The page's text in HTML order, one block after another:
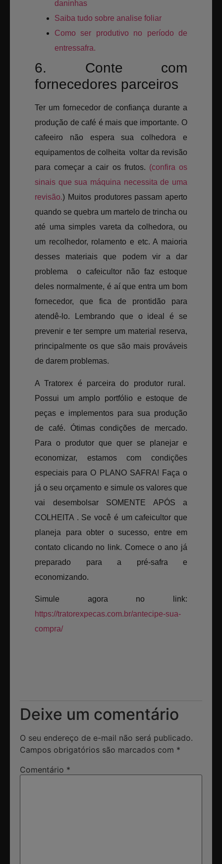
daninhas
Saiba tudo sobre analise foliar
Como ser produtivo no período de
entressafra.
6. Conte com
fornecedores parceiros
Ter um fornecedor de confiança durante a
produção de café é mais que importante. O
cafeeiro não espera sua colhedora e
equipamentos de colheita voltar da revisão
para começar a cair os frutos. (confira os
sinais que sua máquina necessita de uma
revisão.) Muitos produtores passam aperto
quando se quebra um martelo de trincha ou
até uma simples vareta da colhedora, ou
um recolhedor, rolamento e etc. A maioria
desses materiais que podem vir a dar
problema o cafeicultor não faz estoque
deles normalmente, é aí que entra um bom
fornecedor, que fica de prontidão para
atendê-lo. Lembrando que o ideal é se
prevenir e ter sempre um material reserva,
principalmente os que são mais prováveis
de darem problemas.
A Tratorex é parceira do produtor rural.
Possui um amplo portfólio e estoque de
peças e implementos para sua produção
de café. Ótimas condições de mercado.
Para o produtor que quer se planejar e
economizar, estamos com condições
especiais para O PLANO SAFRA! Faça o
já o seu orçamento e simule os valores que
vai desembolsar SOMENTE APÓS a
COLHEITA . Se você é um cafeicultor que
planeja para obter o sucesso, entre em
contato clicando no link. Comece o ano já
preparado para a pré-safra e
economizando.
Simule agora no link:
https://tratorexpecas.com.br/antecipe-sua-
compra/
Deixe um comentário
O seu endereço de e-mail não será publicado.
Campos obrigatórios são marcados com *
Comentário *